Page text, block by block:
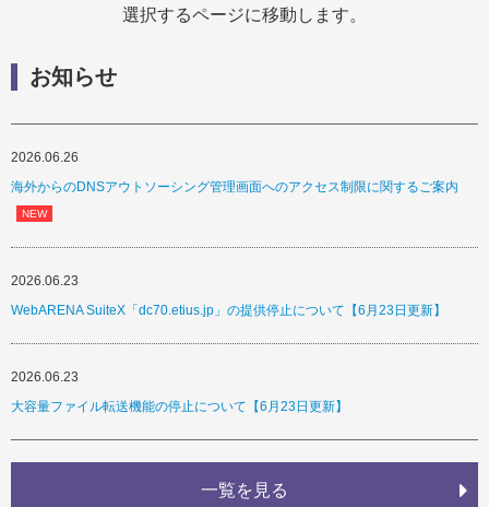
選択するページに移動します。
お知らせ
2026.06.26
海外からのDNSアウトソーシング管理画面へのアクセス制限に関するご案内
2026.06.23
WebARENA SuiteX「dc70.etius.jp」の提供停止について【6月23日更新】
2026.06.23
大容量ファイル転送機能の停止について【6月23日更新】
一覧を見る